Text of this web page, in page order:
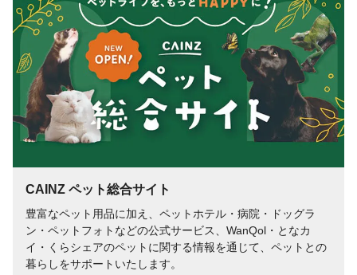
CAINZ ペット総合サイト
豊富なペット用品に加え、ペットホテル・病院・ドッグラ
ン・ペットフォトなどの公式サービス、WanQol・となカ
イ・くらシェアのペットに関する情報を通じて、ペットとの
暮らしをサポートいたします。